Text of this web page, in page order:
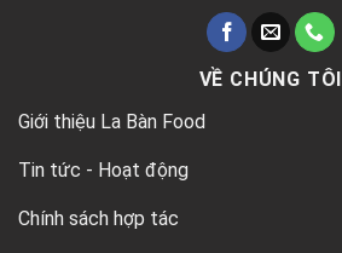
VỀ CHÚNG TÔI
Giới thiệu La Bàn Food
Tin tức - Hoạt động
Chính sách hợp tác